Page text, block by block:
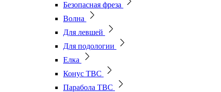
Безопасная фреза
Волна
Для левшей
Для подологии
Елка
Конус ТВС
Парабола ТВС